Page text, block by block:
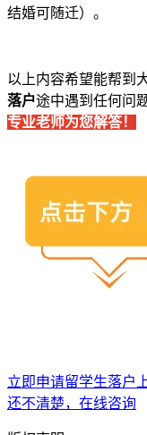
结婚可随迁）。
以上内容希望能帮到
落户途中遇到任何问
专业老师为您解答！
立即申请留学生落户
还不清楚，在线咨询